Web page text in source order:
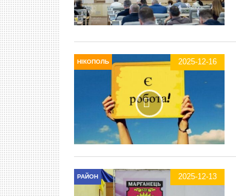
НІКОПОЛЬ 2025-12-16
РАЙОН 2025-12-13